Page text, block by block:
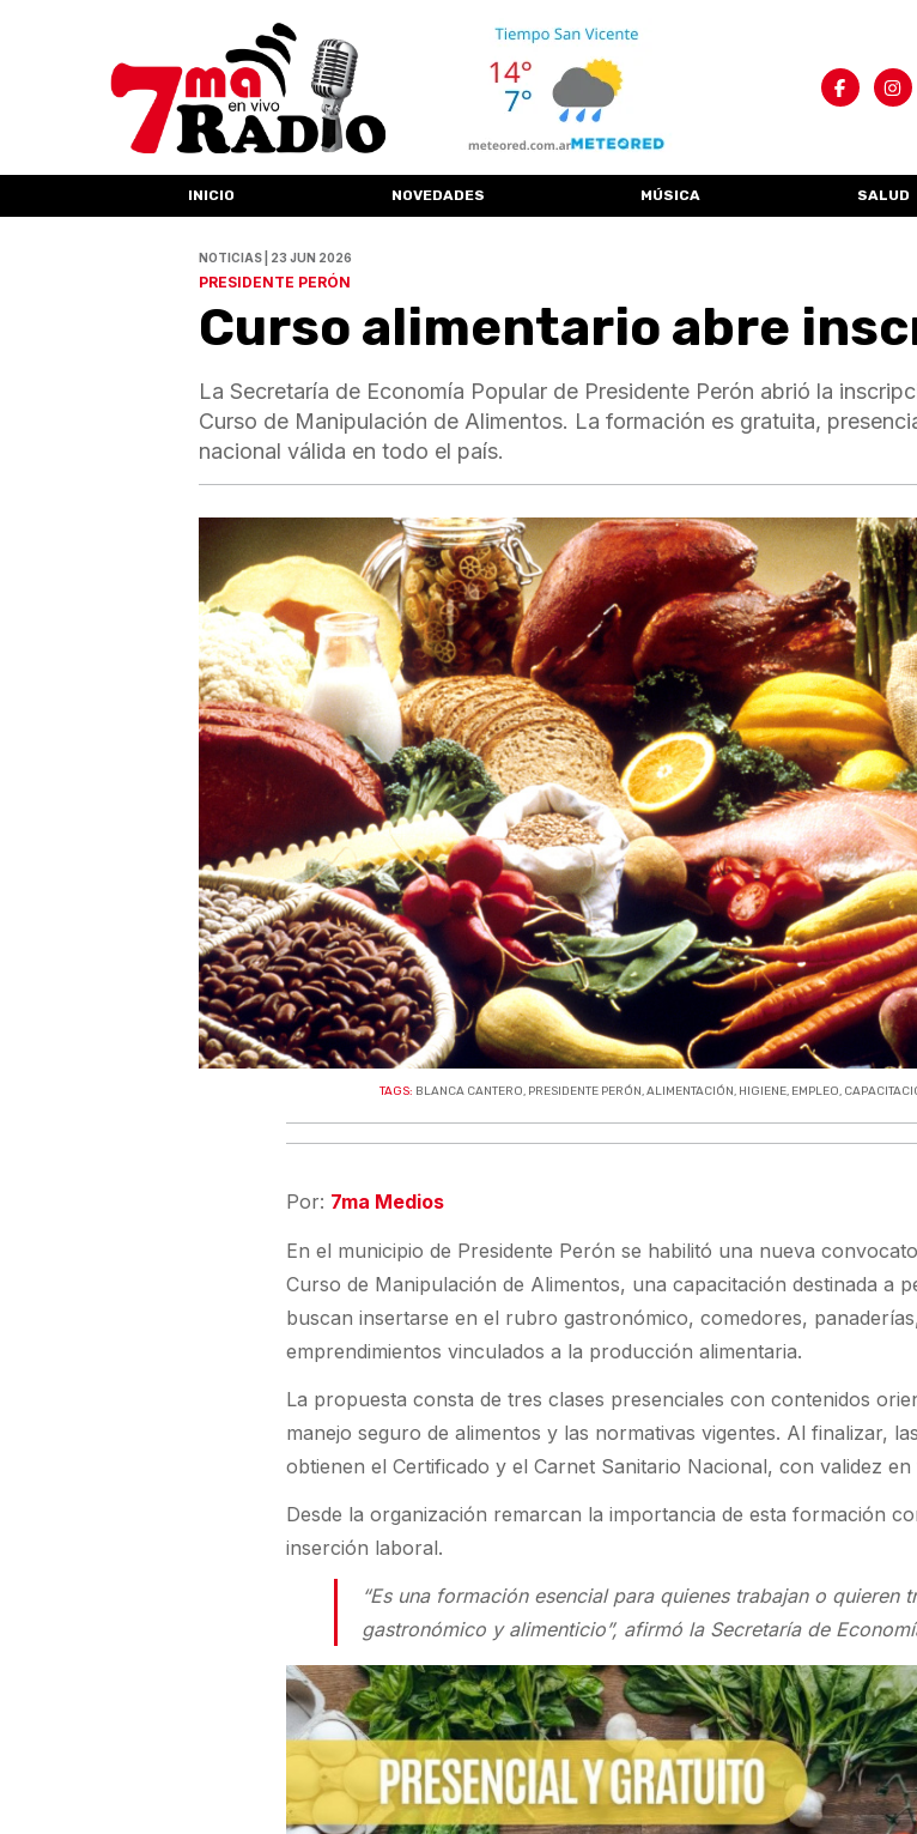
INICIO NOVEDADES MÚSICA SALUD
NOTICIAS | 23 JUN 2026
PRESIDENTE PERÓN
Curso alimentario abre
La Secretaría de Economía Popular de Presidente Perón abrió la
Curso de Manipulación de Alimentos. La formación es gratuita,
nacional válida en todo el país.
TAGS: BLANCA CANTERO, PRESIDENTE PERÓN,ALIMENTACIÓN, HIGIENE, EMPLEO,
Por: 7ma Medios
En el municipio de Presidente Perón se habilitó una nueva
Curso de Manipulación de Alimentos, una capacitación destinada a
buscan insertarse en el rubro gastronómico, comedores,
emprendimientos vinculados a la producción alimentaria.
La propuesta consta de tres clases presenciales con contenidos
manejo seguro de alimentos y las normativas vigentes. Al finalizar,
obtienen el Certificado y el Carnet Sanitario Nacional, con validez en
Desde la organización remarcan la importancia de esta formación
inserción laboral.
“Es una formación esencial para quienes trabajan o quieren
gastronómico y alimenticio”, afirmó la Secretaría de